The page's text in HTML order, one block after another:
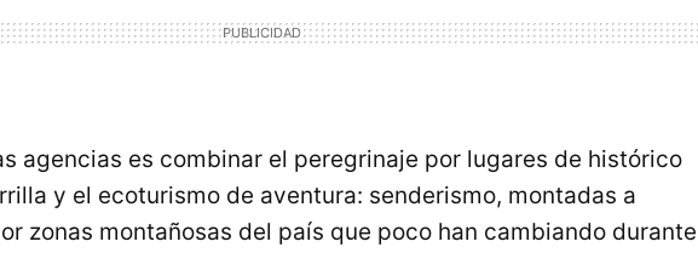
agencias es combinar el peregrinaje por lugares de histórico
y el ecoturismo de aventura: senderismo, montadas a
zonas montañosas del país que poco han cambiando durante